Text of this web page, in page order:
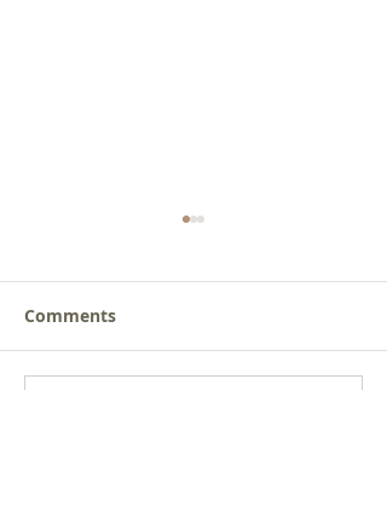
Comments